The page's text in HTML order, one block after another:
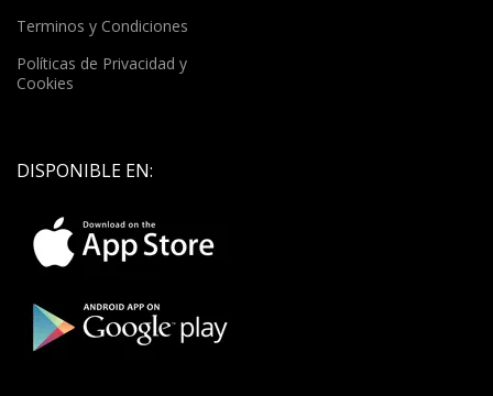
Terminos y Condiciones
Políticas de Privacidad y
Cookies
DISPONIBLE EN: